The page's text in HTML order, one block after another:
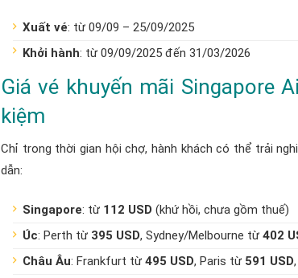
Xuất vé: từ 09/09 – 25/09/2025
Khởi hành: từ 09/09/2025 đến 31/03/2026
Giá vé khuyến mãi Singapore
kiệm
Chỉ trong thời gian hội chợ, hành khách có thể trải
dẫn:
Singapore: từ 112 USD (khứ hồi, chưa gồm thuế)
Úc: Perth từ 395 USD, Sydney/Melbourne từ 402
Châu Âu: Frankfurt từ 495 USD, Paris từ 591 USD